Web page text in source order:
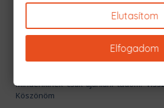
Sziasztok! A nagyobbik fiamnak
The witcher pulóvert. Több oldalt is
tapasztaltam, hogy már nincs
amit szerettem volna. Ezekután találtam
Itt megtaláltam amit szerettem volna,
hozzá rendelni tornazsákot is. Előny
Mindenkinek csak ajánlani tudom!
Köszönöm
Elutasítom
Elfogadom